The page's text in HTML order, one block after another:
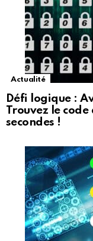
Actualité
Défi logique :
Trouvez le
secondes !